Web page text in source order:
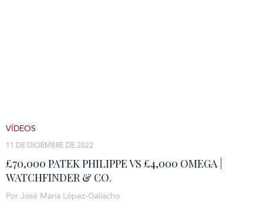
£70,000 PATEK PHILIPPE VS £4,000 OMEGA |
WATCHFINDER & CO.
11 DE DICIEMBRE DE 2022
VÍDEOS
Por José María López-Galiacho